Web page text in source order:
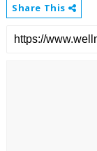
Share This